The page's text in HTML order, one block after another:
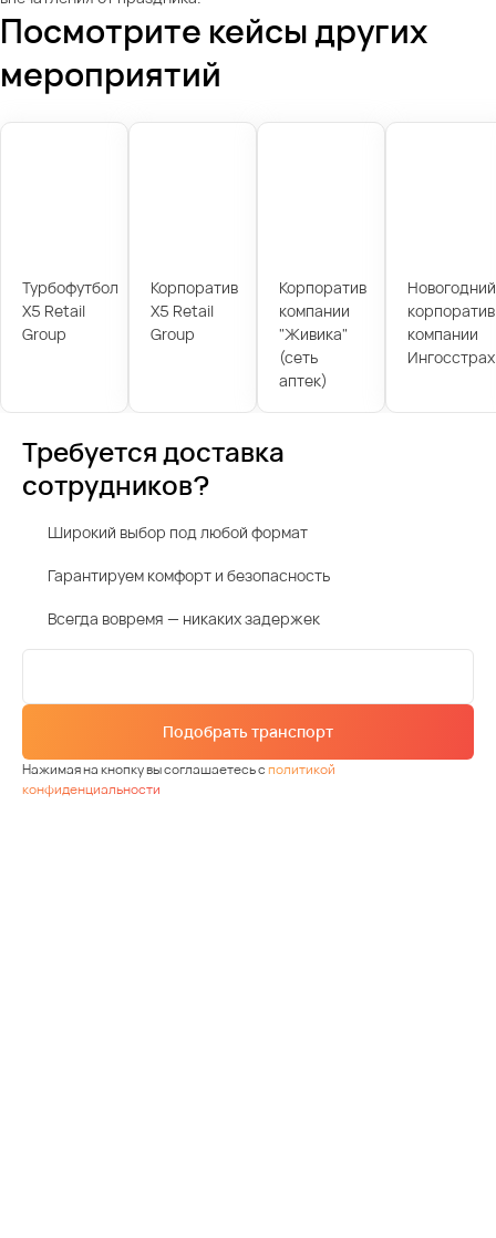
Посмотрите кейсы других
мероприятий
Турбофутбол
X5 Retail
Group
Корпоратив
X5 Retail
Group
Корпоратив
компании
"Живика"
(сеть
аптек)
Новогодний
корпоратив
компании
Ингосстрах
Требуется доставка
сотрудников?
Широкий выбор под любой формат
Гарантируем комфорт и безопасность
Всегда вовремя — никаких задержек
Подобрать транспорт
Нажимая на кнопку вы соглашаетесь сполитикой
конфиденциальности